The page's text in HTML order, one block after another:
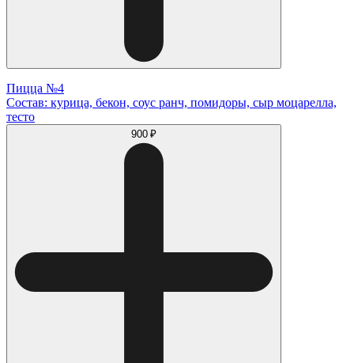
Пицца №4
Состав: курица, бекон, соус ранч, помидоры, сыр моцарелла,
тесто
900 ₽